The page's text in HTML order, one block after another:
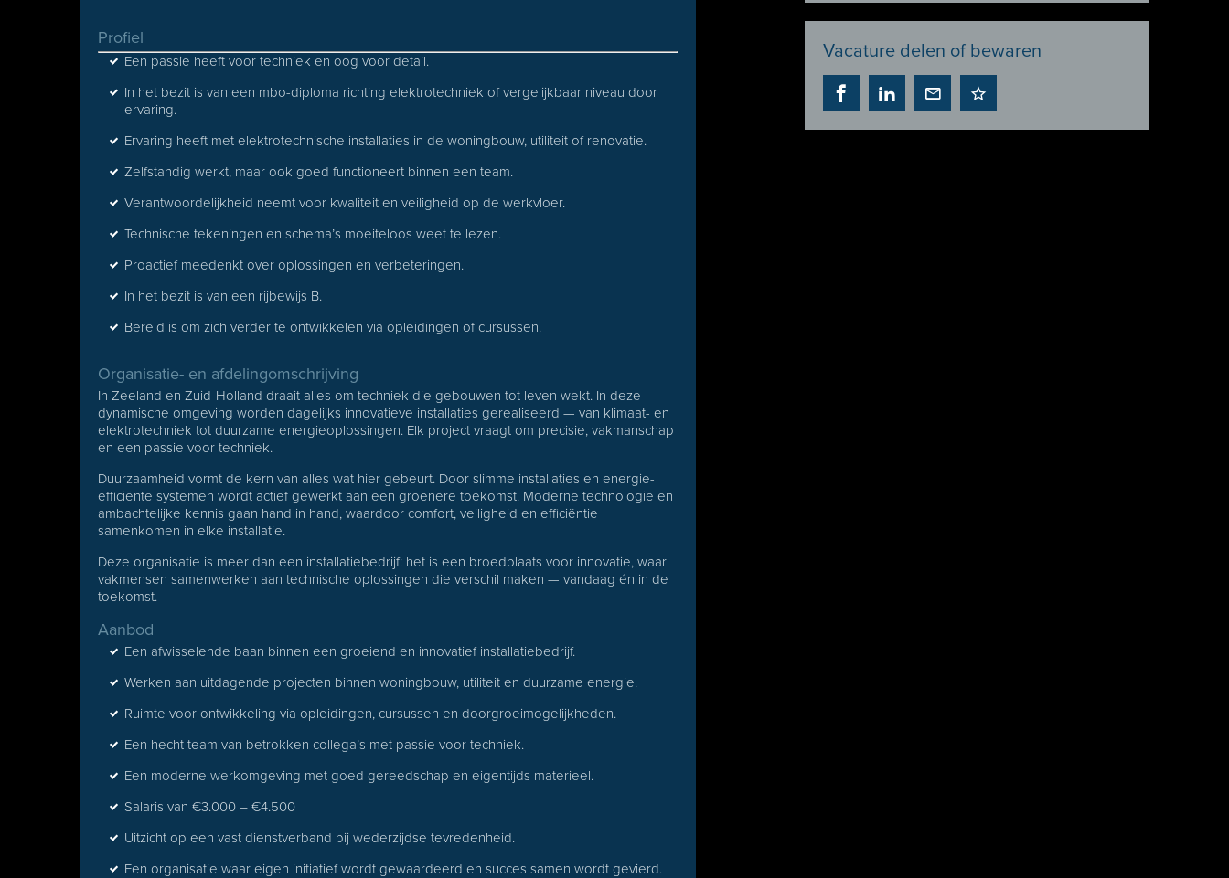
Profiel
Een passie heeft voor techniek en oog voor detail.
In het bezit is van een mbo-diploma richting elektrotechniek of vergelijkbaar niveau door
ervaring.
Ervaring heeft met elektrotechnische installaties in de woningbouw, utiliteit of renovatie.
Zelfstandig werkt, maar ook goed functioneert binnen een team.
Verantwoordelijkheid neemt voor kwaliteit en veiligheid op de werkvloer.
Technische tekeningen en schema’s moeiteloos weet te lezen.
Proactief meedenkt over oplossingen en verbeteringen.
In het bezit is van een rijbewijs B.
Bereid is om zich verder te ontwikkelen via opleidingen of cursussen.
Organisatie- en afdelingomschrijving
In Zeeland en Zuid-Holland draait alles om techniek die gebouwen tot leven wekt. In deze
dynamische omgeving worden dagelijks innovatieve installaties gerealiseerd — van klimaat- en
elektrotechniek tot duurzame energieoplossingen. Elk project vraagt om precisie, vakmanschap
en een passie voor techniek.
Duurzaamheid vormt de kern van alles wat hier gebeurt. Door slimme installaties en energie-
efficiënte systemen wordt actief gewerkt aan een groenere toekomst. Moderne technologie en
ambachtelijke kennis gaan hand in hand, waardoor comfort, veiligheid en efficiëntie
samenkomen in elke installatie.
Deze organisatie is meer dan een installatiebedrijf: het is een broedplaats voor innovatie, waar
vakmensen samenwerken aan technische oplossingen die verschil maken — vandaag én in de
toekomst.
Aanbod
Een afwisselende baan binnen een groeiend en innovatief installatiebedrijf.
Werken aan uitdagende projecten binnen woningbouw, utiliteit en duurzame energie.
Ruimte voor ontwikkeling via opleidingen, cursussen en doorgroeimogelijkheden.
Een hecht team van betrokken collega’s met passie voor techniek.
Een moderne werkomgeving met goed gereedschap en eigentijds materieel.
Salaris van €3.000 – €4.500
Uitzicht op een vast dienstverband bij wederzijdse tevredenheid.
Een organisatie waar eigen initiatief wordt gewaardeerd en succes samen wordt gevierd.
Vacature delen of bewaren